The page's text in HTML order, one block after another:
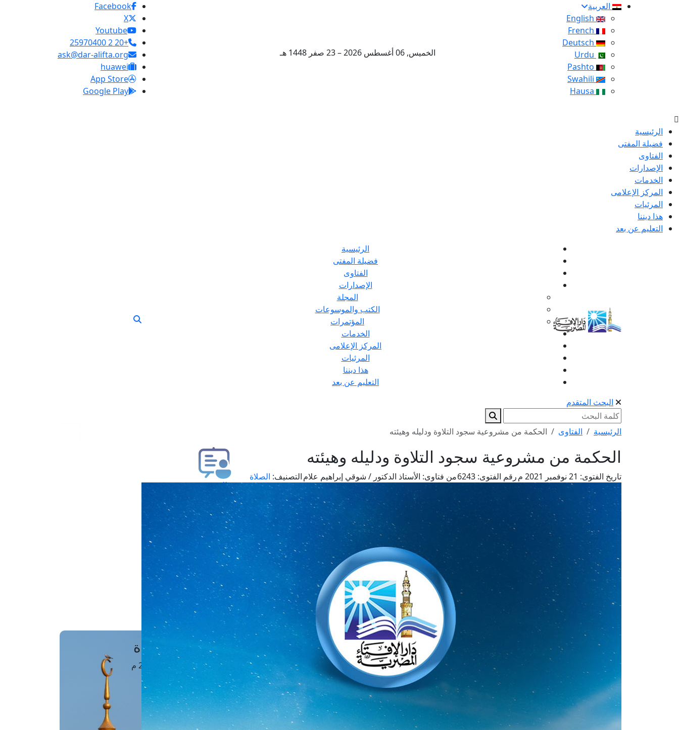
العربية
الخميس, 06 أغسطس 2026 – 23 صفر 1448 هـ
Facebook
X
Youtube
+20 2 25970400
ask@dar-alifta.org
huawei
App Store
Google Play
الرئيسية
فضيلة المفتى
الفتاوى
الإصدارات
الخدمات
المركز الإعلامى
المرئيات
هذا ديننا
التعليم عن بعد
الرئيسية
فضيلة المفتى
الفتاوى
الإصدارات
المجلة
الكتب والموسوعات
المؤتمرات
الخدمات
المركز الإعلامى
المرئيات
هذا ديننا
التعليم عن بعد
البحث المتقدم
الرئيسية الفتاوى الحكمة من مشروعية سجود التلاوة ودليله وهيئته
الحكمة من مشروعية سجود التلاوة ودليله وهيئته
تاريخ الفتوى: رقم الفتوى: من فتاوى: الأستاذ الدكتور / شوقي إبراهيم علامالتصنيف: الصلاة
طلب فتوى
استعلام عن فتوى
حجز موعد
الفتوى الهاتفية
مَواقِيتُ الصَّـــلاة
القاهرة · 06 أغسطس 2026 م
الفجر
4 :40
الشروق